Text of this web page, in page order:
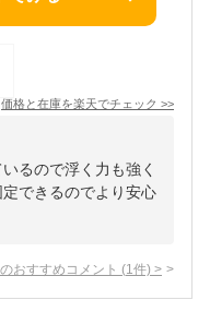
価格と在庫を楽天でチェック >>
るので浮く力も強く
できるのでより安心
おすすめコメント (1 件) >